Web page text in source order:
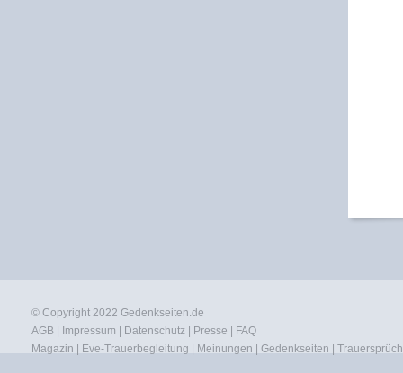
© Copyright 2022 Gedenkseiten.de
AGB
Impressum Datenschutz Presse
FAQ
Magazin
Eve-Trauerbegleitung Meinungen Gedenkseiten